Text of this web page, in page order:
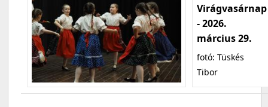
Virágvasárnap
- 2026.
március 29.
fotó: Tüskés
Tibor